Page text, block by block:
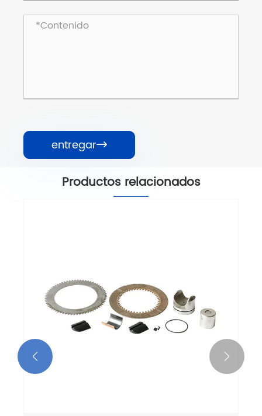
entregar
Productos relacionados
 